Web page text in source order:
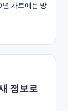
년 차트에는 방
정보로